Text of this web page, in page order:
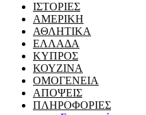
ΙΣΤΟΡΙΕΣ
ΑΜΕΡΙΚΗ
ΑΘΛΗΤΙΚΑ
ΕΛΛΑΔΑ
ΚΥΠΡΟΣ
ΚΟΥΖΙΝΑ
ΟΜΟΓΕΝΕΙΑ
ΑΠΟΨΕΙΣ
ΠΛΗΡΟΦΟΡΙΕΣ